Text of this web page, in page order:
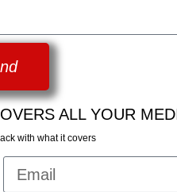
ALL YOUR
with what it covers